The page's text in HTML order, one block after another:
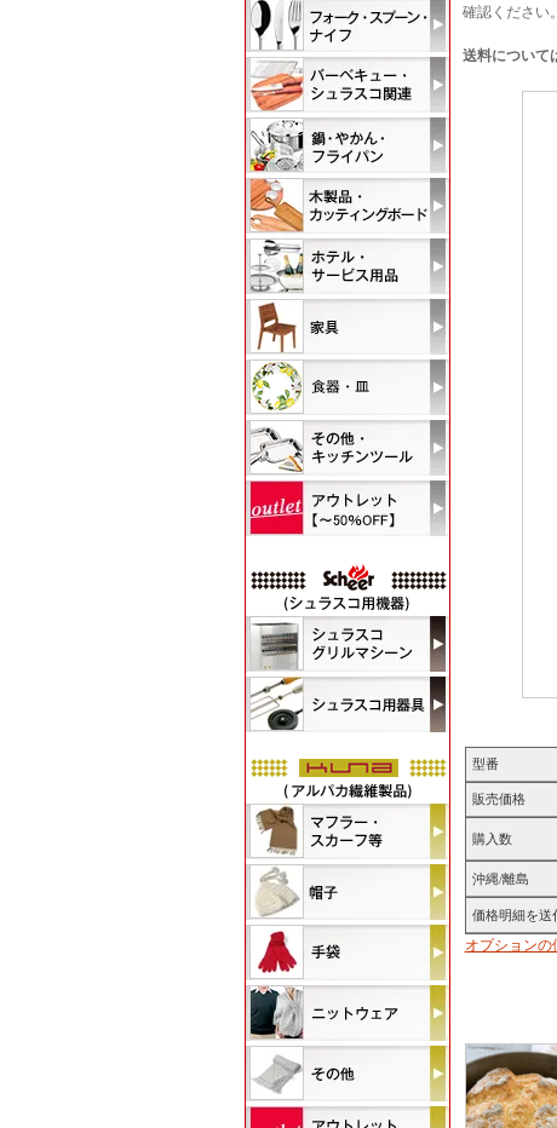
確認ください。
送料について
型番
販売価格
購入数
沖縄/離島
価格明細を送
オプションの